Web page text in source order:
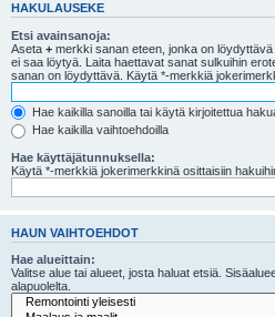
HAKULAUSEKE
Etsi avainsanoja:
Aseta + merkki sanan eteen, jonka on löydyttävä
ei saa löytyä. Laita haettavat sanat sulkuihin
sanan on löydyttävä. Käytä *-merkkiä
Hae kaikilla sanoilla tai käytä kirjoitettua
Hae kaikilla vaihtoehdoilla
Hae käyttäjätunnuksella:
Käytä *-merkkiä jokerimerkkinä osittaisiin
HAUN VAIHTOEHDOT
Hae alueittain:
Valitse alue tai alueet, josta haluat etsiä.
alapuolelta.